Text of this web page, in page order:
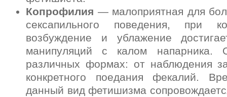
Копрофилия — малоприятная для
сексапильного поведения, при
возбуждение и ублажение
манипуляций с калом напарника.
различных формах: от наблюдения
конкретного поедания фекалий.
данный вид фетишизма